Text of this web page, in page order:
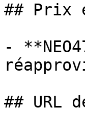
## Prix
-
## URL